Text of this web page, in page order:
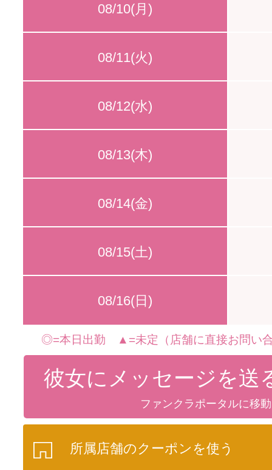
08/10(月)
08/11(火)
08/12(水)
08/13(木)
08/14(金)
08/15(土)
08/16(日)
◎=本日出勤 ▲=未定（店舗に直接お問い
彼女にメッセージを送
ファンクラポータルに移
所属店舗のクーポンを使う